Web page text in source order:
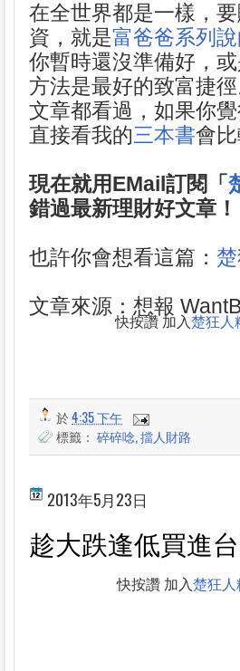
在全世界都是一樣，
資，就是富爸爸系列
你暫時還沒準備好，
方法是最好的致富捷
文章都看過，如果你
直接看我的三本書會比
現在就用EMail訂閱「
錯過最新理財好文章！
也許你會想看這篇：
文章來源：想報
快按讚 加入楚狂人
於4:35 下午
標籤： 碎碎唸,擋人財路
2013年5月23日
趁大跌逢低買進
快按讚 加入楚狂人